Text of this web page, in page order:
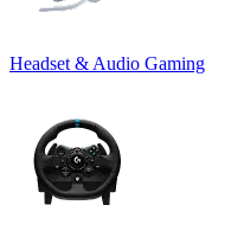
Headset & Audio Gaming